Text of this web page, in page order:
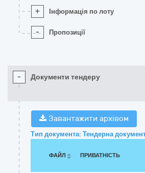
+ Інформація по лоту
- Пропозиції
- Документи тендеру
Завантажити архівом
Тип документа: Тендерна
ФАЙЛ ПРИВАТНІСТЬ